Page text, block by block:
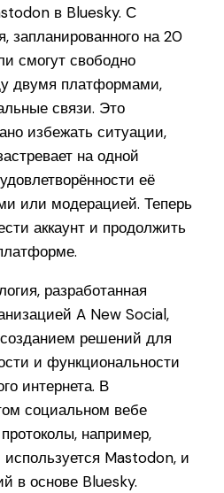
в Bluesky. С
запланированного на 20
смогут свободно
двумя платформами,
связи. Это
избежать ситуации,
на одной
её
или модерацией. Теперь
аккаунт и продолжить
разработанная
A New Social,
решений для
и функциональности
интернета. В
социальном вебе
например,
Mastodon, и
в основе Bluesky.